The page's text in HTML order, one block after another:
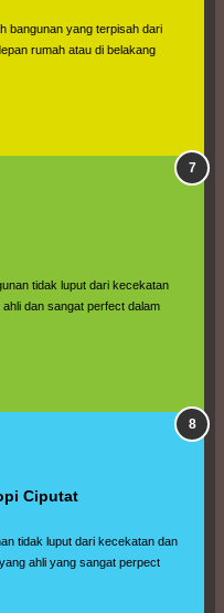
bangunan yang terpisah dari
rumah atau di belakang
tidak luput dari kecekatan
dan sangat perfect dalam
Ciputat
tidak luput dari kecekatan dan
ahli yang sangat perpect